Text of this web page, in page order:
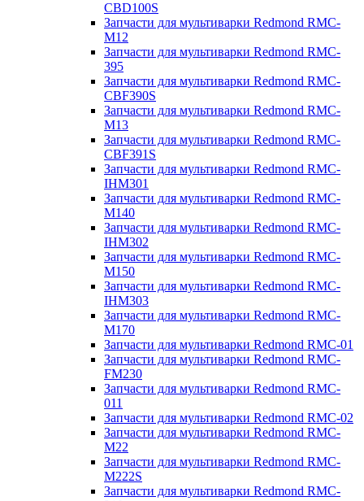
CBD100S
Запчасти для мультиварки Redmond RMC-
M12
Запчасти для мультиварки Redmond RMC-
395
Запчасти для мультиварки Redmond RMC-
CBF390S
Запчасти для мультиварки Redmond RMC-
M13
Запчасти для мультиварки Redmond RMC-
CBF391S
Запчасти для мультиварки Redmond RMC-
IHM301
Запчасти для мультиварки Redmond RMC-
M140
Запчасти для мультиварки Redmond RMC-
IHM302
Запчасти для мультиварки Redmond RMC-
M150
Запчасти для мультиварки Redmond RMC-
IHM303
Запчасти для мультиварки Redmond RMC-
M170
Запчасти для мультиварки Redmond RMC-01
Запчасти для мультиварки Redmond RMC-
FM230
Запчасти для мультиварки Redmond RMC-
011
Запчасти для мультиварки Redmond RMC-02
Запчасти для мультиварки Redmond RMC-
M22
Запчасти для мультиварки Redmond RMC-
M222S
Запчасти для мультиварки Redmond RMC-